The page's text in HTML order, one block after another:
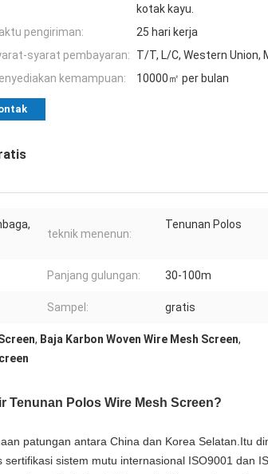
kotak kayu.
pengiriman:
25 hari kerja
syarat pembayaran:
T/T, L/C, Western Union,
kemampuan:
10000㎡ per bulan
teknik menenun:
Tenunan Polos
Panjang gulungan: 30-100m
Sampel: gratis
, Baja Karbon Woven Wire Mesh Screen,
Tenunan Polos Wire Mesh Screen?
patungan antara China dan Korea Selatan.Itu
sistem mutu internasional ISO9001 dan